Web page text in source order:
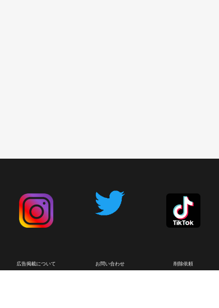
広告掲載について お問い合わせ 削除依頼